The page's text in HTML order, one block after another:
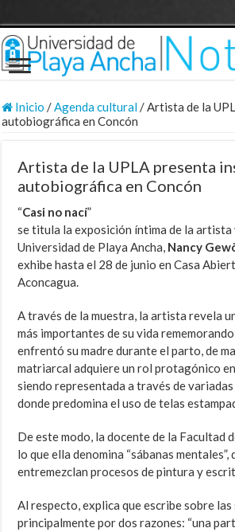
Inicio /Agenda cultural/Artista de la
autobiográfica en Concón
Artista de la UPLA presenta
autobiográfica en Concón
“Casi no nací”
se titula la exposición íntima de la artista
Universidad de Playa Ancha, Nancy
exhibe hasta el 28 de junio en Casa
Aconcagua.
A través de la muestra, la artista revela
más importantes de su vida
enfrentó su madre durante el parto, de
matriarcal adquiere un rol protagónico
siendo representada a través de
donde predomina el uso de telas
De este modo, la docente de la Facultad
lo que ella denomina “sábanas mentales”,
entremezclan procesos de pintura y
Al respecto, explica que escribe sobre
principalmente por dos razones: “una